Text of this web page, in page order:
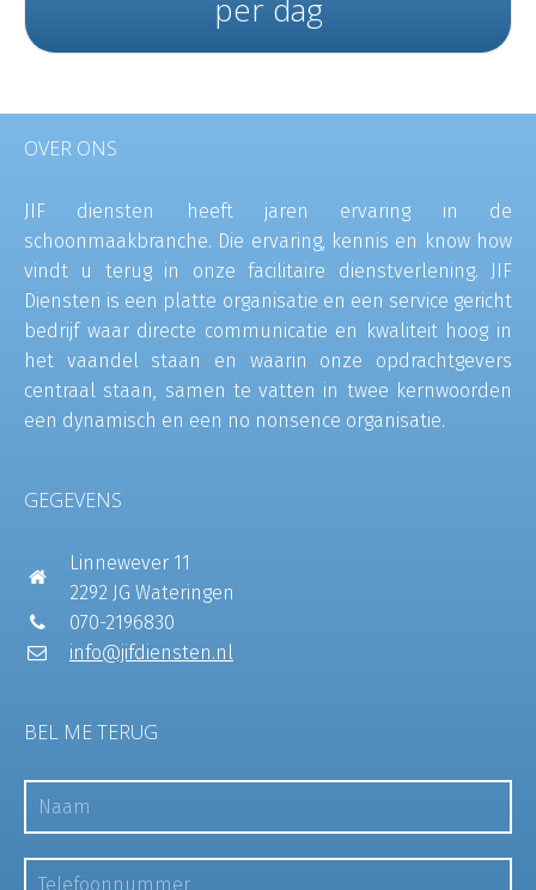
per dag
OVER ONS
JIF diensten heeft jaren ervaring in de
schoonmaakbranche. Die ervaring, kennis en know how
vindt u terug in onze facilitaire dienstverlening. JIF
Diensten is een platte organisatie en een service gericht
bedrijf waar directe communicatie en kwaliteit hoog in
het vaandel staan en waarin onze opdrachtgevers
centraal staan, samen te vatten in twee kernwoorden
een dynamisch en een no nonsence organisatie.
GEGEVENS
Linnewever 11
2292 JG Wateringen
070-2196830
info@jifdiensten.nl
BEL ME TERUG